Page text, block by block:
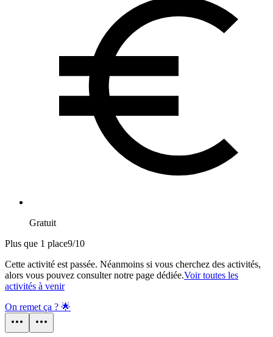
Gratuit
Plus que 1 place9/10
Cette activité est passée. Néanmoins si vous cherchez des activités,
alors vous pouvez consulter notre page dédiée.Voir toutes les
activités à venir
On remet ça ? 🌟